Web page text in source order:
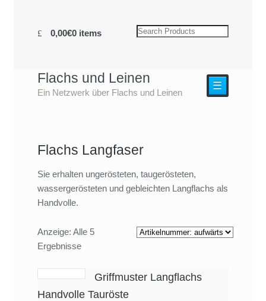
0,00€0 items
Flachs und Leinen
Ein Netzwerk über Flachs und Leinen
☰
Flachs Langfaser
Sie erhalten ungerösteten, taugerösteten,
wassergerösteten und gebleichten Langflachs als
Handvolle.
Anzeige: Alle 5
Ergebnisse
Griffmuster Langflachs
Handvolle Tauröste